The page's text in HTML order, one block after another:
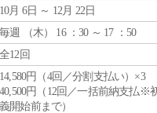
10月 6日 ～ 12月 22日
毎週 （木） 16 ：30 ～ 17 ：50
全12回
14,580円（4回／分割支払い）×3
40,500円（12回／一括前納支払※
義開始前まで）